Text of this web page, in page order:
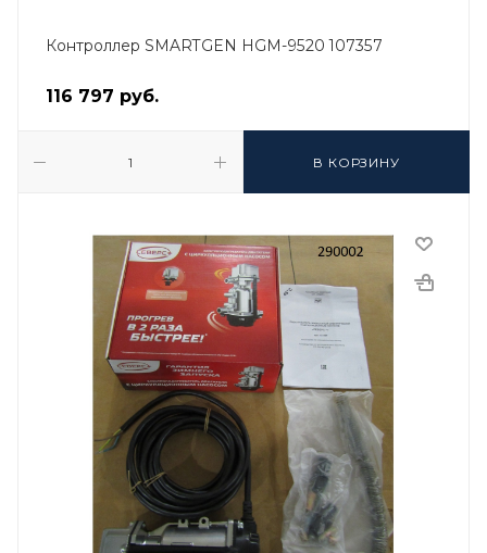
Контроллер SMARTGEN HGM-9520 107357
116 797 руб.
В КОРЗИНУ